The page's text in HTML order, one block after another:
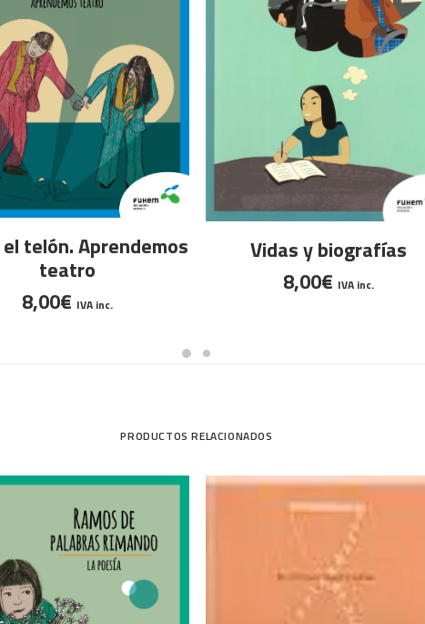
AÑADIR AL CARRITO
telón. Aprendemos
teatro
8,00€ IVA inc.
AÑADIR AL CARRITO
Vidas y biografías
8,00€ IVA inc.
PRODUCTOS RELACIONADOS